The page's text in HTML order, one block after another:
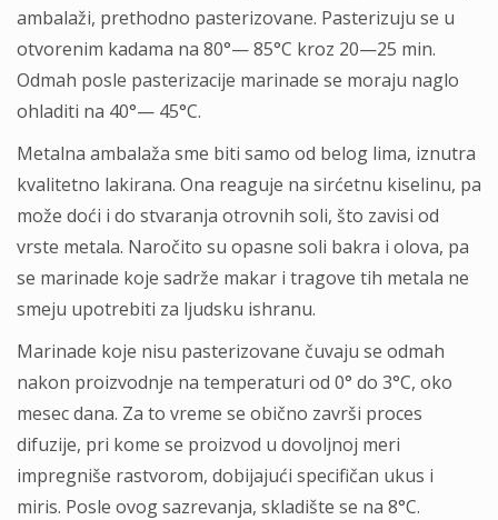
ambalaži, prethodno pasterizovane. Pasterizuju se u
otvorenim kadama na 80°— 85°C kroz 20—25 min.
Odmah posle pasterizacije marinade se moraju naglo
ohladiti na 40°— 45°C.
Metalna ambalaža sme biti samo od belog lima, iznutra
kvalitetno lakirana. Ona reaguje na sirćetnu kiselinu, pa
može doći i do stvaranja otrovnih soli, što zavisi od
vrste metala. Naročito su opasne soli bakra i olova, pa
se marinade koje sadrže makar i tragove tih metala ne
smeju upotrebiti za ljudsku ishranu.
Marinade koje nisu pasterizovane čuvaju se odmah
nakon proizvodnje na temperaturi od 0° do 3°C, oko
mesec dana. Za to vreme se obično završi proces
difuzije, pri kome se proizvod u dovoljnoj meri
impregniše rastvorom, dobijajući specifičan ukus i
miris. Posle ovog sazrevanja, skladište se na 8°C.